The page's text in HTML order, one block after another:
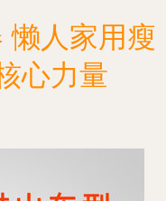
懒人家用瘦
心力量